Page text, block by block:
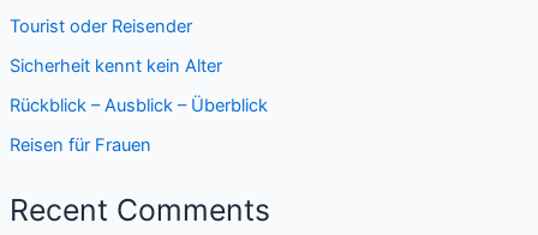
Tourist oder Reisender
Sicherheit kennt kein Alter
Rückblick – Ausblick – Überblick
Reisen für Frauen
Recent Comments